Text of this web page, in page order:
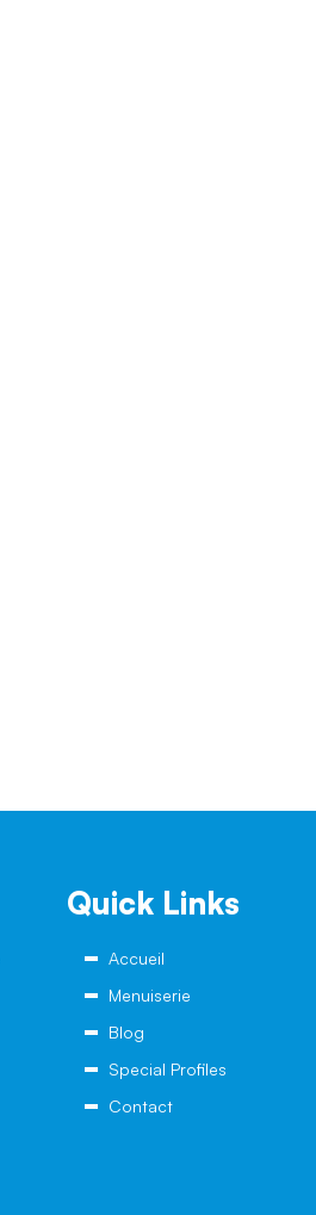
Quick Links
Accueil
Menuiserie
Blog
Special Profiles
Contact